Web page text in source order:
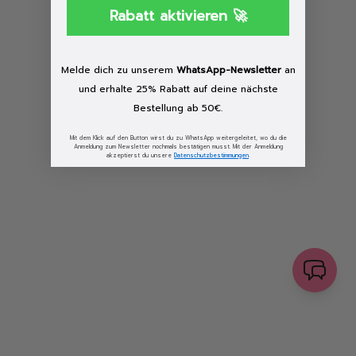
browser console for more information)
Rabatt aktivieren 🚀
Melde dich zu unserem WhatsApp-Newsletteran
und erhalte 25% Rabatt auf deine nächste
Bestellung ab 50€.
Mit dem Klick auf den Button wirst du zu WhatsApp weitergeleitet, wo du die
Anmeldung zum Newsletter nochmals bestätigen musst. Mit der Anmeldung
akzeptierst du unsere Datenschutzbestimmungen.